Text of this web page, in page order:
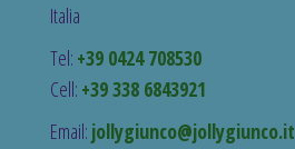
Italia
Tel: +39 0424 708530
Cell: +39 338 6843921
Email: jollygiunco@jollygiunco.it